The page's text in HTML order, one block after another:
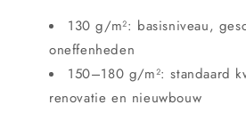
130 g/m²: basisniveau,
oneffenheden
150–180 g/m²: standaard
renovatie en nieuwbouw